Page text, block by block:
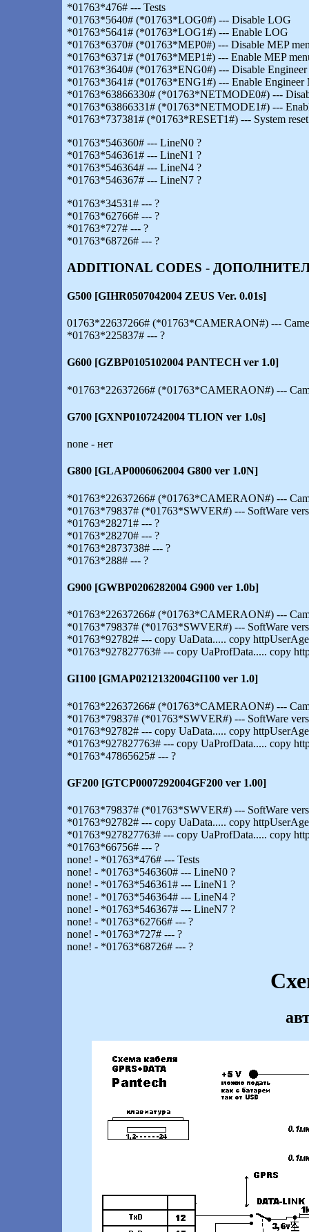
*01763*476# --- Tests
*01763*5640# (*01763*LOG0#) --- Disable LOG
*01763*5641# (*01763*LOG1#) --- Enable LOG
*01763*6370# (*01763*MEP0#) --- Disable MEP
*01763*6371# (*01763*MEP1#) --- Enable MEP
*01763*3640# (*01763*ENG0#) --- Disable
*01763*3641# (*01763*ENG1#) --- Enable Engineer
*01763*63866330# (*01763*NETMODE0#) ---
*01763*63866331# (*01763*NETMODE1#) ---
*01763*737381# (*01763*RESET1#) --- System
*01763*546360# --- LineN0 ?
*01763*546361# --- LineN1 ?
*01763*546364# --- LineN4 ?
*01763*546367# --- LineN7 ?
*01763*34531# --- ?
*01763*62766# --- ?
*01763*727# --- ?
*01763*68726# --- ?
ADDITIONAL CODES -
G500 [GIHR0507042004 ZEUS Ver. 0.01s]
01763*22637266# (*01763*CAMERAON#) ---
*01763*225837# --- ?
G600 [GZBP0105102004 PANTECH ver 1.0]
*01763*22637266# (*01763*CAMERAON#) ---
G700 [GXNP0107242004 TLION ver 1.0s]
none - нет
G800 [GLAP0006062004 G800 ver 1.0N]
*01763*22637266# (*01763*CAMERAON#) ---
*01763*79837# (*01763*SWVER#) --- SoftWare
*01763*28271# --- ?
*01763*28270# --- ?
*01763*2873738# --- ?
*01763*288# --- ?
G900 [GWBP0206282004 G900 ver 1.0b]
*01763*22637266# (*01763*CAMERAON#) ---
*01763*79837# (*01763*SWVER#) --- SoftWare
*01763*92782# --- copy UaData..... copy
*01763*927827763# --- copy UaProfData..... copy
GI100 [GMAP0212132004GI100 ver 1.0]
*01763*22637266# (*01763*CAMERAON#) ---
*01763*79837# (*01763*SWVER#) --- SoftWare
*01763*92782# --- copy UaData..... copy
*01763*927827763# --- copy UaProfData..... copy
*01763*47865625# --- ?
GF200 [GTCP0007292004GF200 ver 1.00]
*01763*79837# (*01763*SWVER#) --- SoftWare
*01763*92782# --- copy UaData..... copy
*01763*927827763# --- copy UaProfData..... copy
*01763*66756# --- ?
none! - *01763*476# --- Tests
none! - *01763*546360# --- LineN0 ?
none! - *01763*546361# --- LineN1 ?
none! - *01763*546364# --- LineN4 ?
none! - *01763*546367# --- LineN7 ?
none! - *01763*62766# --- ?
none! - *01763*727# --- ?
none! - *01763*68726# --- ?